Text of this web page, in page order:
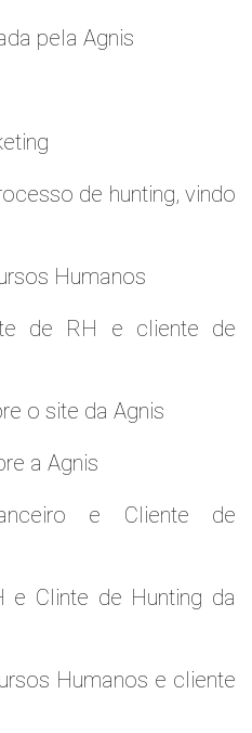
pela Agnis
de hunting, vindo
Humanos
de RH e cliente de
o site da Agnis
a Agnis
e Cliente de
e Clinte de Hunting da
Humanos e cliente